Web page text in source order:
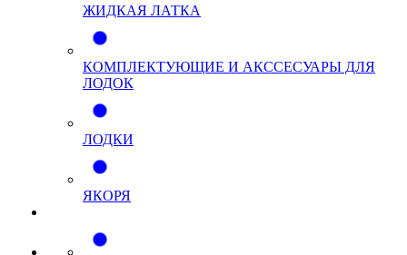
ЖИДКАЯ ЛАТКА
КОМПЛЕКТУЮЩИЕ И АКССЕСУАРЫ ДЛЯ
ЛОДОК
ЛОДКИ
ЯКОРЯ